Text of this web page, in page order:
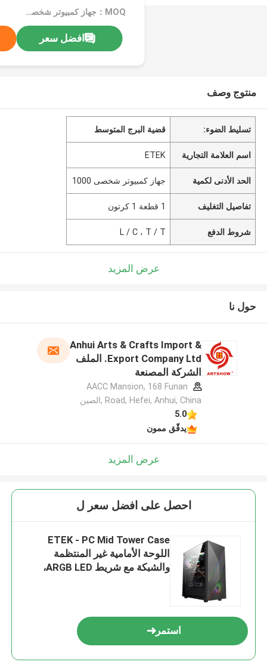
الزجاجية المقاومة، اللوحةMOQ：جهاز كمبيوتر شخصى 1000
افضل سعر
منتوج وصف
تسليط الضوء: قضية البرج المتوسط
اسم العلامة التجارية ETEK
الحد الأدنى لكمية جهاز كمبيوتر شخصى 1000
تفاصيل التغليف 1 قطعة 1 كرتون
شروط الدفع L / C ، T / T
عرض المزيد
حول نا
Anhui Arts & Crafts Import &
Export Company Ltd. الملف
الشركة المصنعة
AACC Mansion, 168 Funan
Road, Hefei, Anhui, China ,الصين
5.0
يدقّق ممون
عرض المزيد
احصل على افضل سعر ل
ETEK - PC Mid Tower Case
اللوحة الأمامية غير المنتظمة
والشبكة مع شريط ARGB LED،
استمر